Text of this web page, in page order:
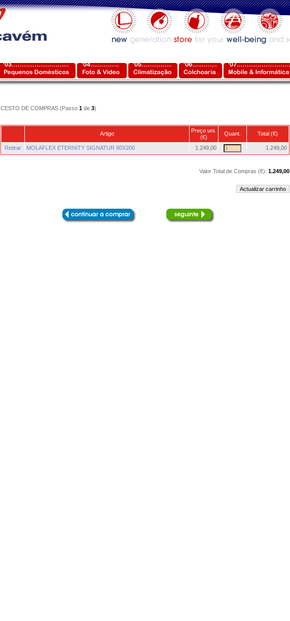
CESTO DE COMPRAS (Passo 1de 3)
Artigo
Preço uni.
(€)
Quant. Total (€)
Retirar MOLAFLEX ETERNITY SIGNATUR 80X200 1.249,00 1.249,00
Valor Total de Compras (€): 1.249,00
Actualizar carrinho